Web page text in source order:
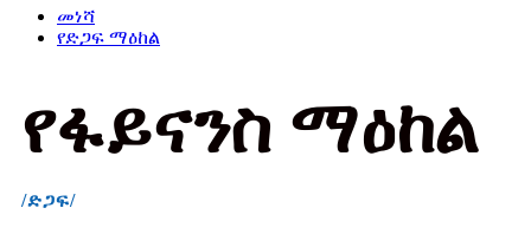
መነሻ
የድጋፍ ማዕከል
የፋይናንስ ማዕከል
/ድጋፍ/